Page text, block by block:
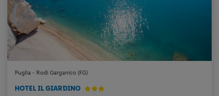
Puglia - Rodi Garganico (FG)
HOTEL IL GIARDINO